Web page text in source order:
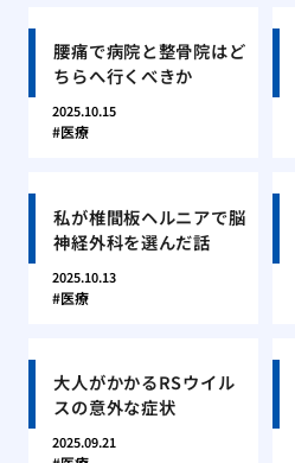
腰痛で病院と整骨院はど
ちらへ行くべきか
2025.10.15
医療
私が椎間板ヘルニアで脳
神経外科を選んだ話
2025.10.13
医療
大人がかかるRSウイル
スの意外な症状
2025.09.21